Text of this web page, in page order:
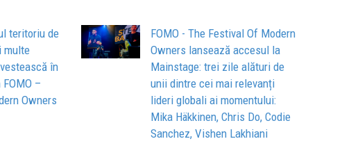
teritoriu de
multe
în
–
Owners
FOMO - The Festival Of Modern
Owners lansează accesul la
Mainstage: trei zile alături de
unii dintre cei mai relevanți
lideri globali ai momentului:
Mika Häkkinen, Chris Do, Codie
Sanchez, Vishen Lakhiani